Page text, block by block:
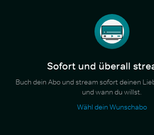
Sofort und überall
Buch dein Abo und stream sofort deinen
und wann du willst.
Wähl dein Wunschabo